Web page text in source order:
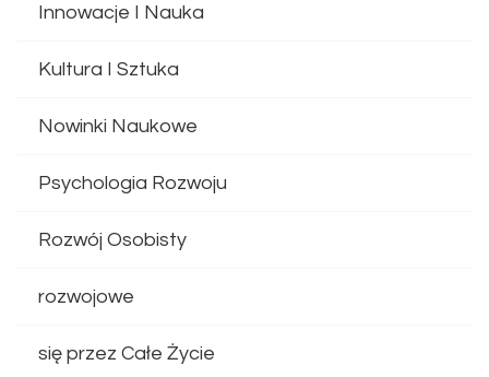
Innowacje I Nauka
Kultura I Sztuka
Nowinki Naukowe
Psychologia Rozwoju
Rozwój Osobisty
rozwojowe
się przez Całe Życie